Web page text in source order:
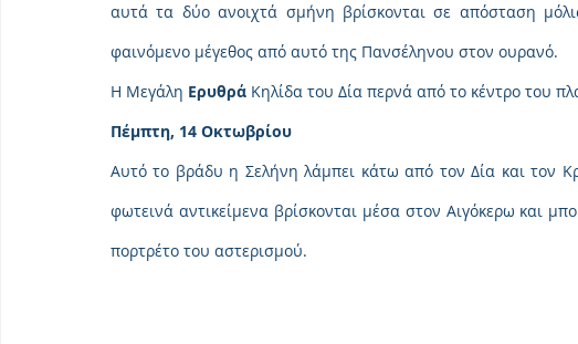
αυτά τα δύο ανοιχτά σμήνη βρίσκονται σε απόσταση
φαινόμενο μέγεθος από αυτό της Πανσέληνου στον ουρανό.
Η Μεγάλη Ερυθρά Κηλίδα του Δία περνά από το κέντρο του
Πέμπτη, 14 Οκτωβρίου
Αυτό το βράδυ η Σελήνη λάμπει κάτω από τον Δία και τον
φωτεινά αντικείμενα βρίσκονται μέσα στον Αιγόκερω και
πορτρέτο του αστερισμού.